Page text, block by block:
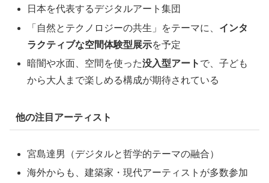
日本を代表するデジタルアート集団
「自然とテクノロジーの共生」をテーマに、 インタ
ラクティブな空間体験型展示を予定
暗闇や水面、空間を使った没入型アート で、子ども
から大人まで楽しめる構成が期待されている
他の注目アーティスト
宮島達男（デジタルと哲学的テーマの融合）
海外からも、建築家・現代アーティストが多数参加